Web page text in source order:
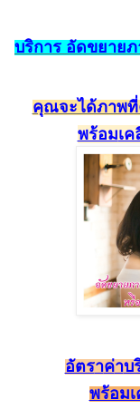
บริการ อัดขยาย
คุณจะได้ภาพ
พร้อมเ
อัตราค่าบ
พร้อม